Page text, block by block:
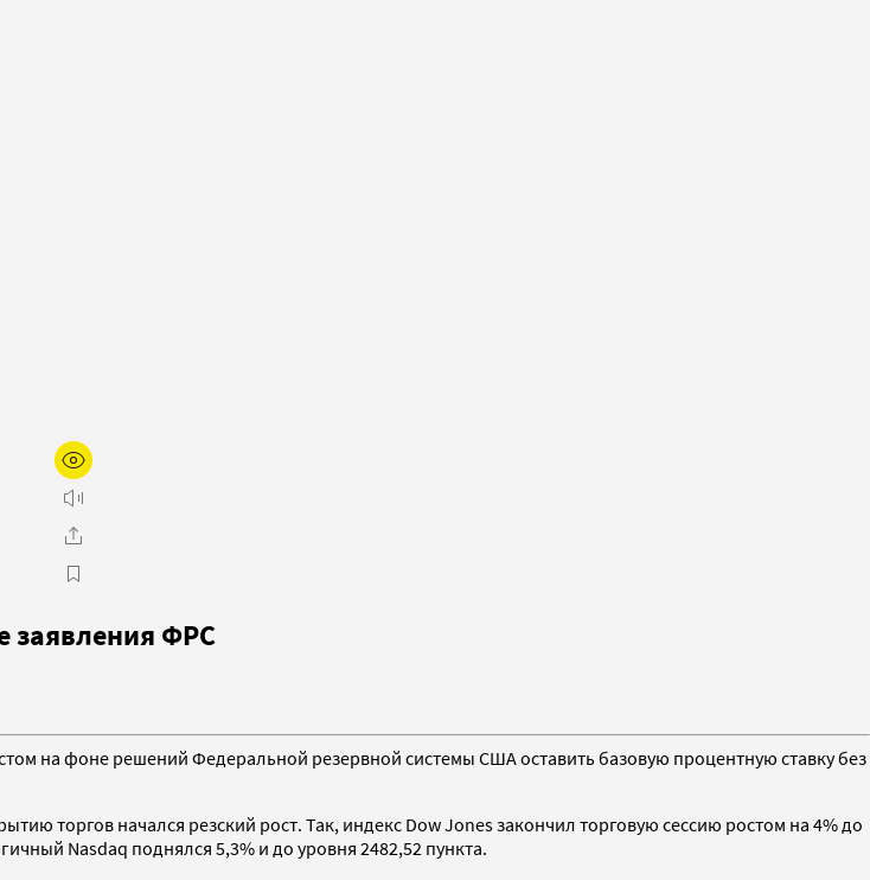
заявления ФРС
на фоне решений Федеральной резервной системы США оставить базовую процентную ставку без
торгов начался резский рост. Так, индекс Dow Jones закончил торговую сессию ростом на 4% до
Nasdaq поднялся 5,3% и до уровня 2482,52 пункта.